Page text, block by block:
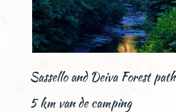
Sassello and Deiva Forest path
5 km van de camping